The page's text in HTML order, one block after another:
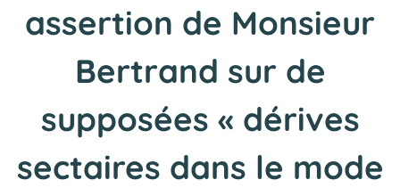
assertion de Monsieur
Bertrand sur de
supposées « dérives
sectaires dans le mode